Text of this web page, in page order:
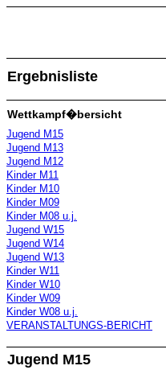
Ergebnisliste
Wettkampf�bersicht
Jugend M15
Jugend M13
Jugend M12
Kinder M11
Kinder M10
Kinder M09
Kinder M08 u.j.
Jugend W15
Jugend W14
Jugend W13
Kinder W11
Kinder W10
Kinder W09
Kinder W08 u.j.
VERANSTALTUNGS-BERICHT
Jugend M15